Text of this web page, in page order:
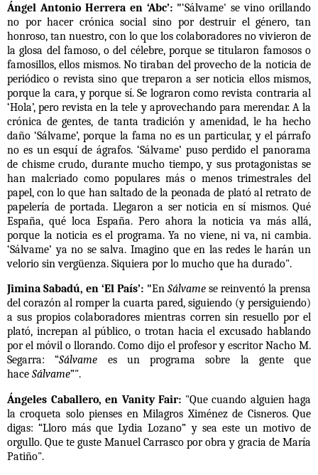
Ángel Antonio Herrera en ‘Abc’: "‘Sálvame' se vino orillando
no por hacer crónica social sino por destruir el género, tan
honroso, tan nuestro, con lo que los colaboradores no vivieron de
la glosa del famoso, o del célebre, porque se titularon famosos o
famosillos, ellos mismos. No tiraban del provecho de la noticia de
periódico o revista sino que treparon a ser noticia ellos mismos,
porque la cara, y porque sí. Se lograron como revista contraria al
‘Hola’, pero revista en la tele y aprovechando para merendar. A la
crónica de gentes, de tanta tradición y amenidad, le ha hecho
daño ‘Sálvame’, porque la fama no es un particular, y el párrafo
no es un esquí de ágrafos. ‘Sálvame’ puso perdido el panorama
de chisme crudo, durante mucho tiempo, y sus protagonistas se
han malcriado como populares más o menos trimestrales del
papel, con lo que han saltado de la peonada de plató al retrato de
papelería de portada. Llegaron a ser noticia en sí mismos. Qué
España, qué loca España. Pero ahora la noticia va más allá,
porque la noticia es el programa. Ya no viene, ni va, ni cambia.
‘Sálvame’ ya no se salva. Imagino que en las redes le harán un
velorio sin vergüenza. Siquiera por lo mucho que ha durado".
Jimina Sabadú, en ‘El País’: "En Sálvamese reinventó la prensa
del corazón al romper la cuarta pared, siguiendo (y persiguiendo)
a sus propios colaboradores mientras corren sin resuello por el
plató, increpan al público, o trotan hacia el excusado hablando
por el móvil o llorando. Como dijo el profesor y escritor Nacho M.
Segarra: “Sálvame es un programa sobre la gente que
hace Sálvame”".
Ángeles Caballero, en Vanity Fair: "Que cuando alguien haga
la croqueta solo pienses enMilagros Ximénez de Cisneros. Que
digas: “Lloro más queLydia Lozano” y sea este un motivo de
orgullo. Que te guste Manuel Carrasco por obra y gracia de María
Patiño".